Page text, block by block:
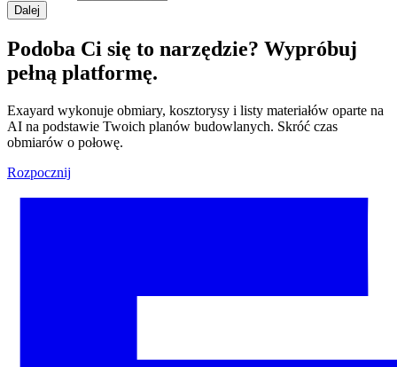
Dalej
Podoba Ci się to narzędzie? Wypróbuj
pełną platformę.
Exayard wykonuje obmiary, kosztorysy i listy materiałów oparte na
AI na podstawie Twoich planów budowlanych. Skróć czas
obmiarów o połowę.
Rozpocznij